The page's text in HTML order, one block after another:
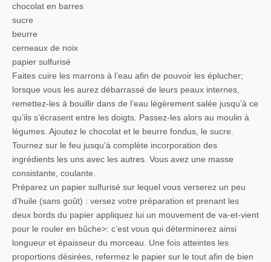
chocolat en barres
sucre
beurre
cerneaux de noix
papier sulfurisé
Faites cuire les marrons à l’eau afin de pouvoir les éplucher;
lorsque vous les aurez débarrassé de leurs peaux internes,
remettez-les à bouillir dans de l’eau légèrement salée jusqu’à ce
qu’ils s’écrasent entre les doigts. Passez-les alors au moulin à
légumes. Ajoutez le chocolat et le beurre fondus, le sucre.
Tournez sur le feu jusqu’à complète incorporation des
ingrédients les uns avec les autres. Vous avez une masse
consistante, coulante.
Préparez un papier sulfurisé sur lequel vous verserez un peu
d’huile (sans goût) : versez votre préparation et prenant les
deux bords du papier appliquez lui un mouvement de va-et-vient
pour le rouler en bûche>: c’est vous qui déterminerez ainsi
longueur et épaisseur du morceau. Une fois atteintes les
proportions désirées, refermez le papier sur le tout afin de bien